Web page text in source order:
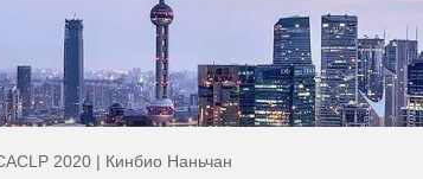
2020 | Кинбио Наньчан